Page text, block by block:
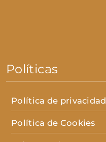
Políticas
Política de privacidad
Política de Cookies